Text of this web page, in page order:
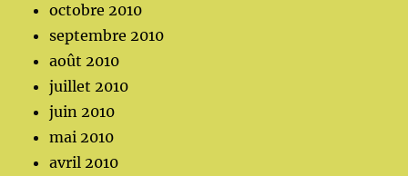
octobre 2010
septembre 2010
août 2010
juillet 2010
juin 2010
mai 2010
avril 2010